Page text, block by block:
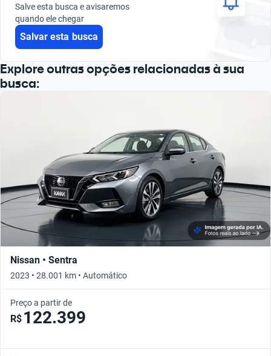
Busque por versão
Salve esta busca e avisaremos
quando ele chegar
Salvar esta busca
Explore outras opções relacionadas à sua
busca:
Nissan • Sentra
2023 • 28.001 km • Automático
Preço a partir de
R$ 122.399